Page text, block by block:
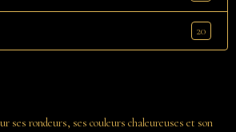
20
ses rondeurs, ses couleurs chaleureuses et son